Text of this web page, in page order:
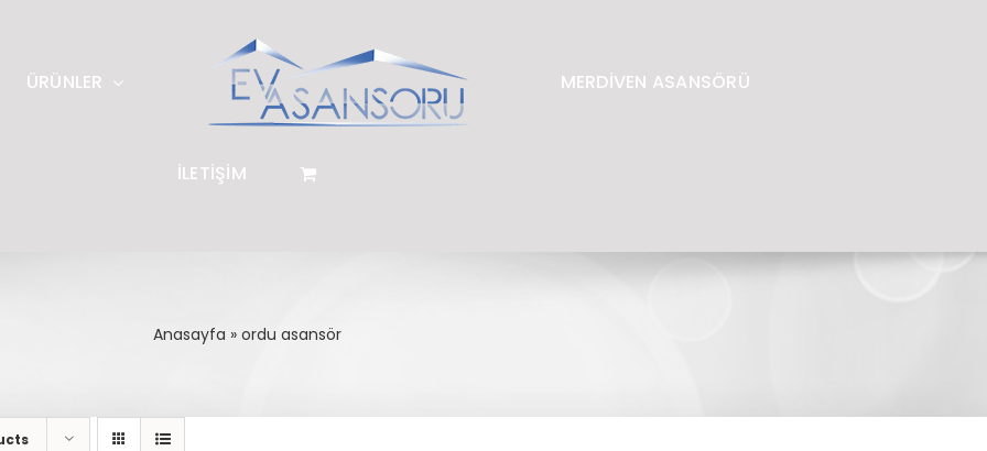
ÜRÜNLER MERDİVEN ASANSÖRÜ
İLETİŞİM
Anasayfa » ordu asansör